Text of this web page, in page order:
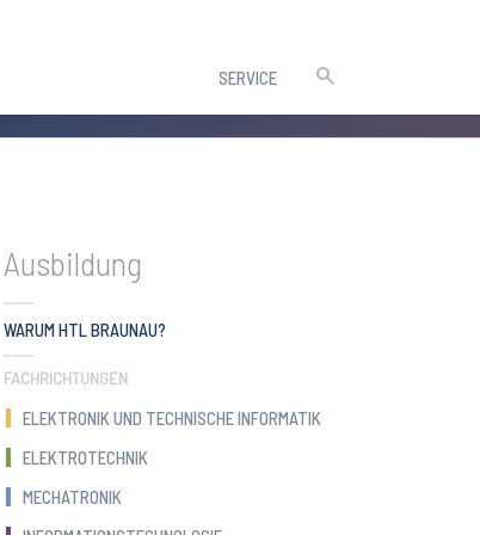
SERVICE
Ausbildung
WARUM HTL BRAUNAU?
FACHRICHTUNGEN
ELEKTRONIK UND TECHNISCHE INFORMATIK
ELEKTROTECHNIK
MECHATRONIK